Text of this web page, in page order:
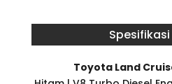
Toyota Land